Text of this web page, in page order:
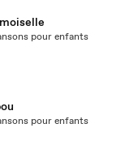
pour enfants
pour enfants